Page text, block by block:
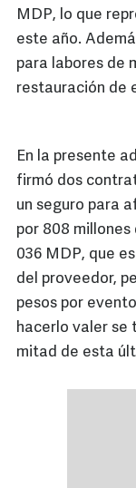
MDP, lo que
este año.
para labores de
restauración de
En la presente
firmó dos
un seguro para
por 808 millones
036 MDP, que
del proveedor,
pesos por
hacerlo valer se
mitad de esta